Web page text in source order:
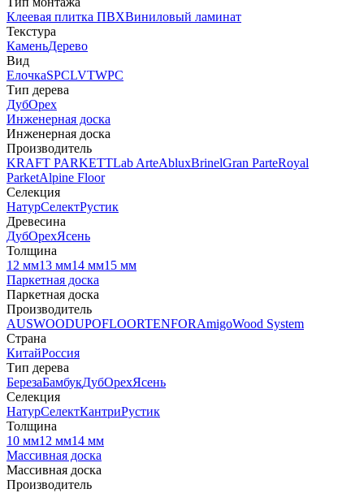
Клеевая плитка ПВХВиниловый ламинат
Текстура
КаменьДерево
Вид
ЕлочкаSPCLVTWPC
Тип дерева
ДубОрех
Инженерная доска
Инженерная доска
Производитель
KRAFT PARKETTLab ArteAbluxBrinelGran ParteRoyal
ParketAlpine Floor
Селекция
НатурСелектРустик
Древесина
ДубОрехЯсень
Толщина
12 мм13 мм14 мм15 мм
Паркетная доска
Паркетная доска
Производитель
AUSWOODUPOFLOORTENFORAmigoWood System
Страна
КитайРоссия
Тип дерева
БерезаБамбукДубОрехЯсень
Селекция
НатурСелектКантриРустик
Толщина
10 мм12 мм14 мм
Массивная доска
Массивная доска
Производитель